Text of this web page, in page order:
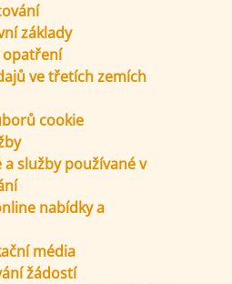
základy
opatření
ve třetích zemích
cookie
a služby používané v
nabídky a
média
žádostí